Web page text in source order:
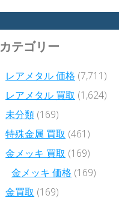
カテゴリー
レアメタル 価格 (7,711)
レアメタル 買取 (1,624)
未分類 (169)
特殊金属 買取 (461)
金メッキ 買取 (169)
金メッキ 価格 (169)
金買取 (169)